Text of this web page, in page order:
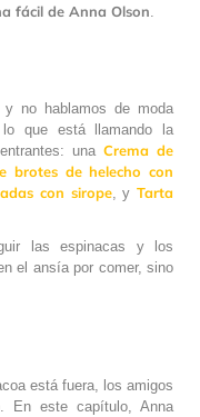
fácil de Anna Olson
no hablamos de moda
que está llamando la
una Crema de
brotes de helecho con
con sirope, yTarta
las espinacas y los
el ansía por comer, sino
está fuera, los amigos
En este capítulo, Anna